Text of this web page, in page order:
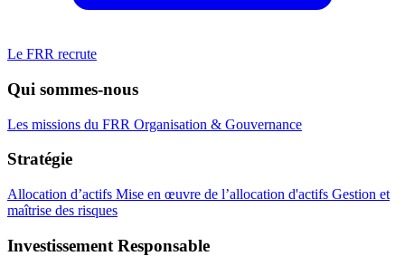
Le FRR recrute
Qui sommes-nous
Les missions du FRR Organisation & Gouvernance
Stratégie
Allocation d’actifs Mise en œuvre de l’allocation d'actifs Gestion et
maîtrise des risques
Investissement Responsable